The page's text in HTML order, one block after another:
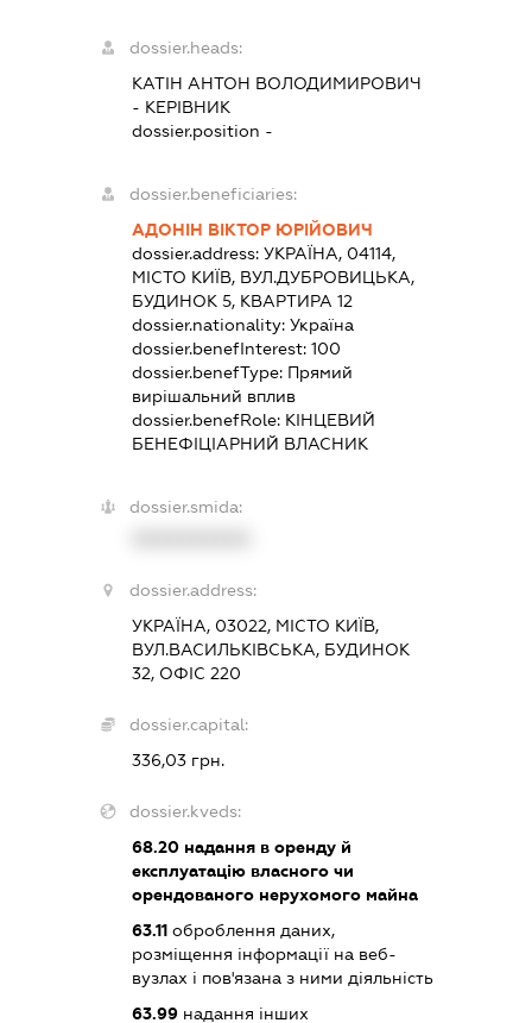
dossier.heads:
КАТІН АНТОН ВОЛОДИМИРОВИЧ
- КЕРІВНИК
dossier.position -
dossier.beneficiaries:
АДОНІН ВІКТОР ЮРІЙОВИЧ
dossier.address: УКРАЇНА, 04114,
МІСТО КИЇВ, ВУЛ.ДУБРОВИЦЬКА,
БУДИНОК 5, КВАРТИРА 12
dossier.nationality: Україна
dossier.benefInterest: 100
dossier.benefType: Прямий
вирішальний вплив
dossier.benefRole: КІНЦЕВИЙ
БЕНЕФІЦІАРНИЙ ВЛАСНИК
dossier.smida:
dossier.address:
УКРАЇНА, 03022, МІСТО КИЇВ,
ВУЛ.ВАСИЛЬКІВСЬКА, БУДИНОК
32, ОФІС 220
dossier.capital:
336,03 грн.
dossier.kveds:
68.20надання в оренду й
експлуатацію власного чи
орендованого нерухомого майна
63.11оброблення даних,
розміщення інформації на веб-
вузлах і пов'язана з ними діяльність
63.99надання інших